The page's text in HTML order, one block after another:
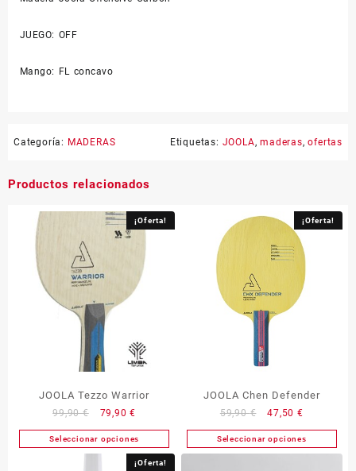
JUEGO: OFF
Mango: FL concavo
Categoría: MADERAS Etiquetas: JOOLA,maderas,ofertas
Productos relacionados
¡Oferta!
JOOLA Tezzo Warrior
99,90€
El
precio
original
79,90€
precio
actual
es:
Seleccionar opciones
Este
producto
¡Oferta!
JOOLA Chen Defender
59,90€
El
precio
original
47,50€El
precio
actual
Seleccionar opciones
Este
¡Oferta!